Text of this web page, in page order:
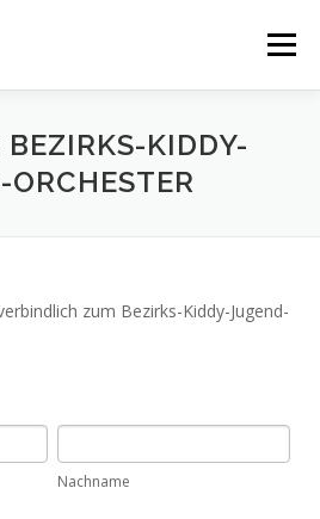
Menü
KIDDY-
zum Bezirks-Kiddy-Jugend-
Nachname
Nachname